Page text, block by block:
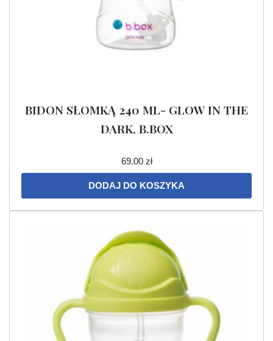
BIDON SŁOMKĄ 240 ML- GLOW IN THE
DARK, B.BOX
69.00 zł
DODAJ DO KOSZYKA